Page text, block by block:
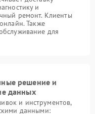
и
ремонт. Клиенты
Также
для
решение и
данных
и инструментов,
данными: